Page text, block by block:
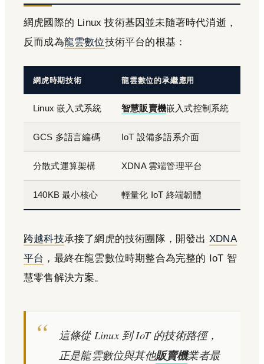
網虎國際的 Linux 技術基因並未隨著時代消逝，
反而成為龍雲數位技術平台的根基：
網虎時期技術 龍雲數位的承繼應用
Linux 嵌入式系統 智慧販賣機嵌入式控制系統
GCS 多語言編碼 IoT 設備多語系介面
分散式運算架構 XDNA 雲端管理平台
140KB 最小核心 輕量化 IoT 終端韌體
跨越科技承接了網虎的技術團隊，開發出 XDNA
平台 ，最終在龍雲數位時期整合為完整的 IoT 智
慧零售解決方案。
這條從 Linux 到 IoT 的技術路徑，
正是龍雲數位與其他販賣機業者最